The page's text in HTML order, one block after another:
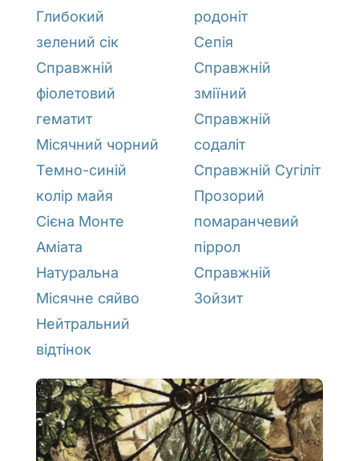
Глибокий
зелений сік
Справжній
фіолетовий
гематит
Місячний чорний
Темно-синій
колір майя
Сієна Монте
Аміата
Натуральна
Місячне сяйво
Нейтральний
відтінок
родоніт
Сепія
Справжній
зміїний
Справжній
содаліт
Справжній Сугіліт
Прозорий
помаранчевий
піррол
Справжній
Зойзит